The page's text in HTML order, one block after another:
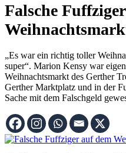
Falsche
„Es war ein richtig toller
super“. Marion Kensy war
Weihnachtsmarkt des Gerther
Gerther Marktplatz und in der
Sache mit dem Falschgeld